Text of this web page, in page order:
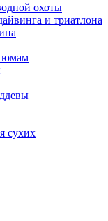
охоты
и триатлона
сухих